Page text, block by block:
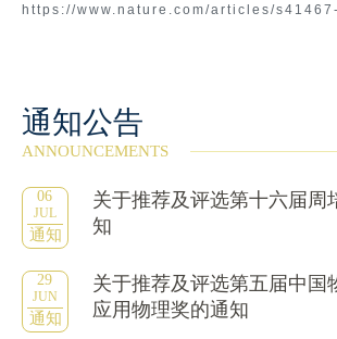
https://www.nature.com/articles/
通知公告
ANNOUNCEMENTS
06
JUL
通知
关于推荐及评选第十六届周
知
29
JUN
通知
关于推荐及评选第五届中国
应用物理奖的通知